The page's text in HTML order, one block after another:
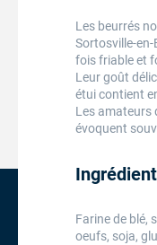
Les beurrés
Sortosville-
fois friable et
Leur goût
étui contient
Les amateurs
évoquent
Farine de blé,
oeufs, soja,